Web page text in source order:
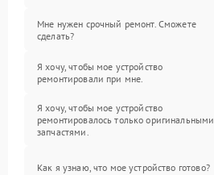
Мне нужен срочный ремонт. Сможете
сделать?
Я хочу, чтобы мое устройство
ремонтировали при мне.
Я хочу, чтобы мое устройство
ремонтировалось только оригинальными
запчастями.
Как я узнаю, что мое устройство готово?